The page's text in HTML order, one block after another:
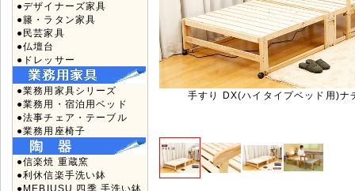
●デザイナーズ家具
●籐・ラタン家具
●民芸家具
●仏壇台
●ドレッサー
●業務用家具シリーズ
●業務用・宿泊用ベッド
●法事チェア・テーブル
●業務用座椅子
●信楽焼 重蔵窯
●利休信楽手洗い鉢
●MEBIUSU 四季 手洗い鉢
手すり DX(ハイタイプベッド用)ナ